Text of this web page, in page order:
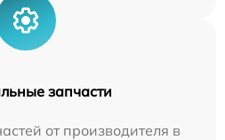
запчасти
от производителя в